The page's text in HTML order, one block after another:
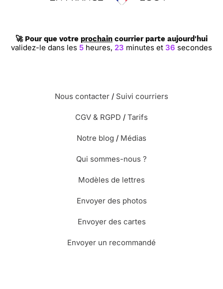
🚀 Pour que votre prochain courrier parte aujourd'hui
validez-le dans les 5 heures, 23 minutes et 36 secondes
Nous contacter / Suivi courriers
CGV & RGPD / Tarifs
Notre blog / Médias
Qui sommes-nous ?
Modèles de lettres
Envoyer des photos
Envoyer des cartes
Envoyer un recommandé